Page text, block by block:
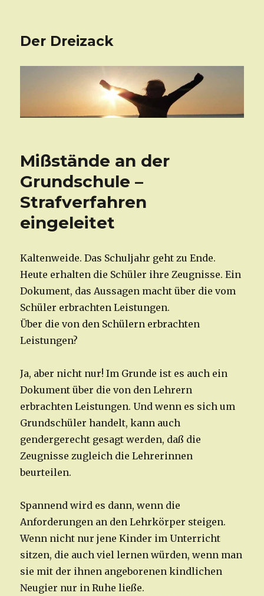
Der Dreizack
Mißstände an der
Grundschule –
Strafverfahren
eingeleitet
Kaltenweide. Das Schuljahr geht zu Ende.
Heute erhalten die Schüler ihre Zeugnisse. Ein
Dokument, das Aussagen macht über die vom
Schüler erbrachten Leistungen.
Über die von den Schülern erbrachten
Leistungen?
Ja, aber nicht nur! Im Grunde ist es auch ein
Dokument über die von den Lehrern
erbrachten Leistungen. Und wenn es sich um
Grundschüler handelt, kann auch
gendergerecht gesagt werden, daß die
Zeugnisse zugleich die Lehrerinnen
beurteilen.
Spannend wird es dann, wenn die
Anforderungen an den Lehrkörper steigen.
Wenn nicht nur jene Kinder im Unterricht
sitzen, die auch viel lernen würden, wenn man
sie mit der ihnen angeborenen kindlichen
Neugier nur in Ruhe ließe.